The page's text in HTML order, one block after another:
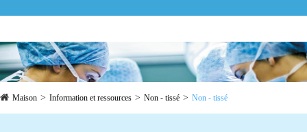
Maison Information et ressources Non - tissé Non - tissé